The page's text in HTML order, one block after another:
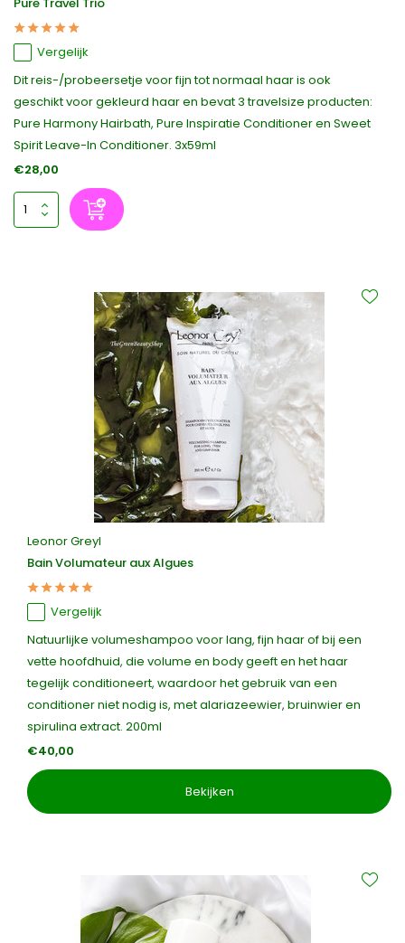
Vergelijk
Dit reis-/probeersetje voor fijn tot normaal haar is ook
geschikt voor gekleurd haar en bevat 3 travelsize producten:
Pure Harmony Hairbath, Pure Inspiratie Conditioner en Sweet
Spirit Leave-In Conditioner. 3x59ml
€28,00
Leonor Greyl
Bain Volumateur aux Algues
Vergelijk
Natuurlijke volumeshampoo voor lang, fijn haar of bij een
vette hoofdhuid, die volume en body geeft en het haar
tegelijk conditioneert, waardoor het gebruik van een
conditioner niet nodig is, met alariazeewier, bruinwier en
spirulina extract. 200ml
€40,00
Bekijken